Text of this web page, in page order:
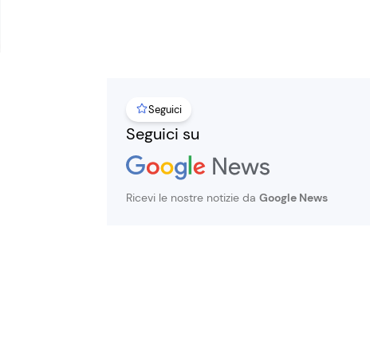
Seguici
Seguici su
Ricevi le nostre notizie da Google News